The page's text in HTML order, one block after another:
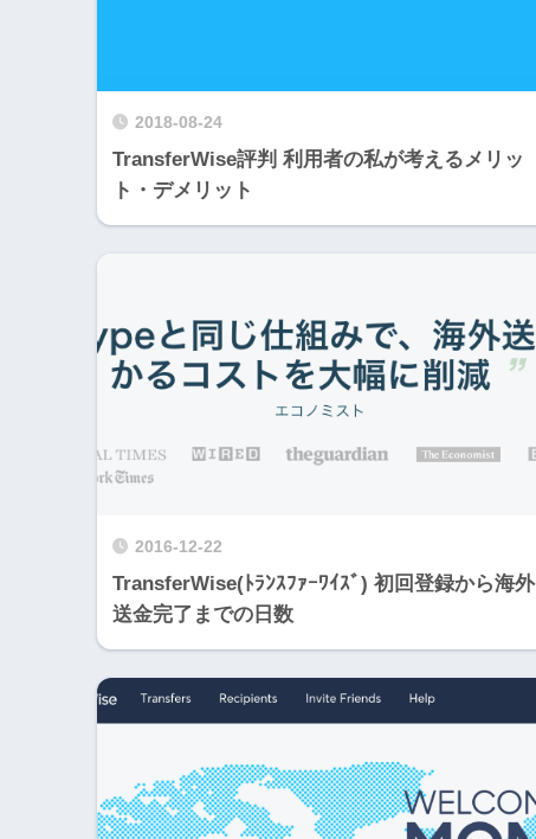
2018-08-24
TransferWise評判 利用者の私が考えるメリッ
ト・デメリット
2016-12-22
TransferWise(ﾄﾗﾝｽﾌｧｰﾜｲｽﾞ) 初回登録から海外
送金完了までの日数